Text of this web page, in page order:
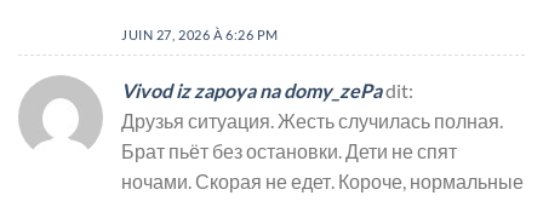
JUIN 27, 2026 À 6:26 PM
Vivod iz zapoya na domy_zePadit:
Друзья ситуация. Жесть случилась полная.
Брат пьёт без остановки. Дети не спят
ночами. Скорая не едет. Короче, нормальные